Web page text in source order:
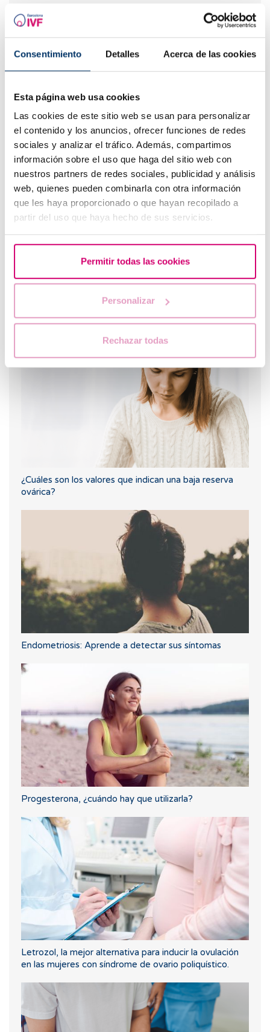
Consentimiento Detalles Acerca de las cookies
Esta página web usa cookies
Las cookies de este sitio web se usan para personalizar
el contenido y los anuncios, ofrecer funciones de redes
sociales y analizar el tráfico. Además, compartimos
información sobre el uso que haga del sitio web con
nuestros partners de redes sociales, publicidad y análisis
web, quienes pueden combinarla con otra información
que les haya proporcionado o que hayan recopilado a
partir del uso que haya hecho de sus servicios.
Permitir todas las cookies
Personalizar
Rechazar todas
Flujo marrón: causas, relación con la regla y el
embarazo
Spotting: ¿Qué es y cómo afecta a la fertilidad?
¿Cuáles son los valores que indican una baja reserva
ovárica?
Endometriosis: Aprende a detectar sus síntomas
Progesterona, ¿cuándo hay que utilizarla?
Letrozol, la mejor alternativa para inducir la ovulación
en las mujeres con síndrome de ovario poliquístico.